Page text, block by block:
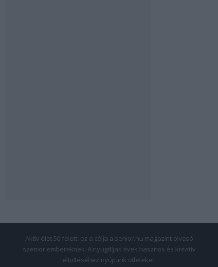
Aktív élet 50 felett: ez a célja a senior.hu magazint olvasó
szenior embereknek. A nyugdíjas évek hasznos és kreatív
eltöltéséhez nyújtunk ötleteket.